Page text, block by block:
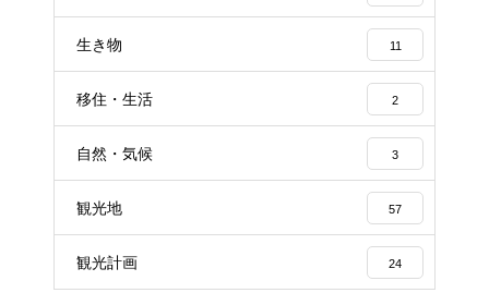
生き物 11
移住・生活 2
自然・気候 3
観光地 57
観光計画 24